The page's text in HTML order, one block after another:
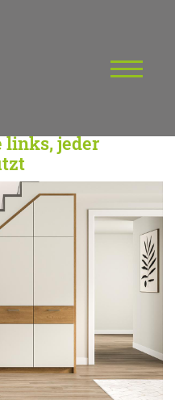
links, jeder